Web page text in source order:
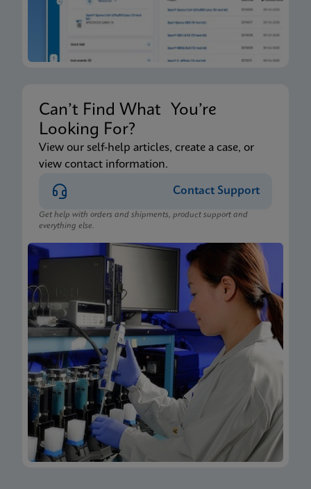
Can’t Find What You’re
Looking For?
View our self-help articles, create a case, or
view contact information.
Contact Support
Get help with orders and shipments, product support and
everything else.